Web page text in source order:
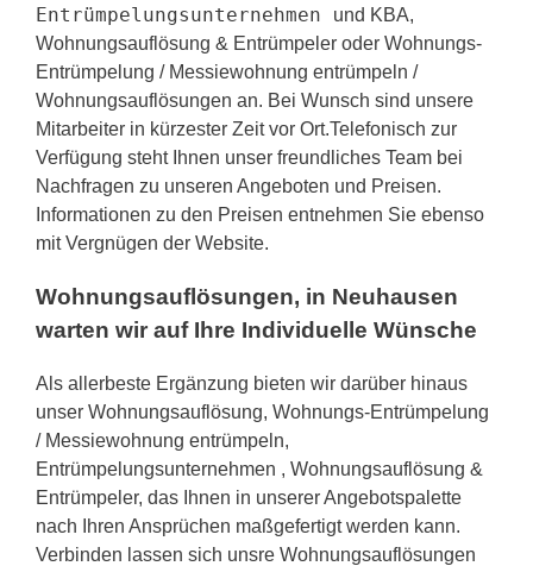
Entrümpelungsunternehmen
und KBA,
Wohnungsauflösung & Entrümpeler oder Wohnungs-
Entrümpelung / Messiewohnung entrümpeln /
Wohnungsauflösungen an. Bei Wunsch sind unsere
Mitarbeiter in kürzester Zeit vor Ort.Telefonisch zur
Verfügung steht Ihnen unser freundliches Team bei
Nachfragen zu unseren Angeboten und Preisen.
Informationen zu den Preisen entnehmen Sie ebenso
mit Vergnügen der Website.
Wohnungsauflösungen, in Neuhausen
warten wir auf Ihre Individuelle Wünsche
Als allerbeste Ergänzung bieten wir darüber hinaus
unser Wohnungsauflösung, Wohnungs-Entrümpelung
/ Messiewohnung entrümpeln,
Entrümpelungsunternehmen , Wohnungsauflösung &
Entrümpeler, das Ihnen in unserer Angebotspalette
nach Ihren Ansprüchen maßgefertigt werden kann.
Verbinden lassen sich unsre Wohnungsauflösungen